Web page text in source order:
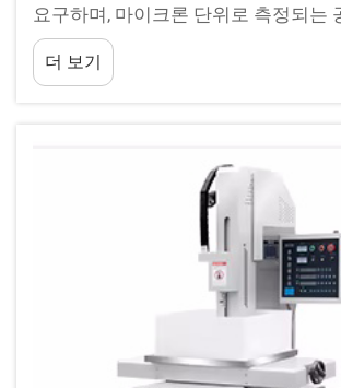
요구하며, 마이크론 단위로 측정되는
품 라인의 성공 여부를 결정할 수 있습
EDM 기계는 …의 핵심 기술로 부상했
더 보기